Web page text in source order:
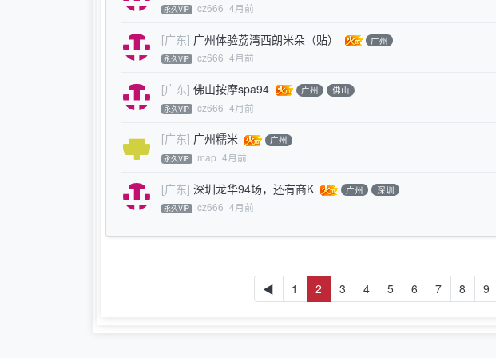
永久VIP cz666 4月前
[广东] 广州体验荔湾西朗米朵（贴） 广州
永久VIP cz666 4月前
[广东] 佛山按摩spa94 广州 佛山
永久VIP cz666 4月前
[广东] 广州糯米 广州
永久VIP map 4月前
[广东] 深圳龙华94场，还有商K 广州 深圳
永久VIP cz666 4月前
◀ 1 2 3 4 5 6 7 8 9